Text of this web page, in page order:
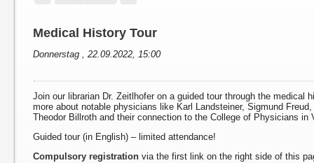
Medical History Tour
Donnerstag , 22.09.2022, 15:00
Join our librarian Dr. Zeitlhofer on a guided tour through the medical
more about notable physicians like Karl Landsteiner, Sigmund
Theodor Billroth and their connection to the College of Physicians in
Guided tour (in English) – limited attendance!
Compulsory registration via the first link on the right side of this